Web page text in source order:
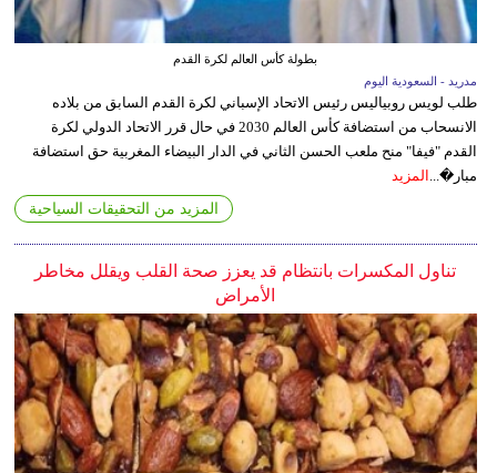
بطولة كأس العالم لكرة القدم
مدريد - السعودية اليوم
طلب لويس روبياليس رئيس الاتحاد الإسباني لكرة القدم السابق من بلاده
الانسحاب من استضافة كأس العالم 2030 في حال قرر الاتحاد الدولي لكرة
القدم "فيفا" منح ملعب الحسن الثاني في الدار البيضاء المغربية حق استضافة
مبار�... المزيد
المزيد من التحقيقات السياحية
تناول المكسرات بانتظام قد يعزز صحة القلب ويقلل مخاطر
الأمراض